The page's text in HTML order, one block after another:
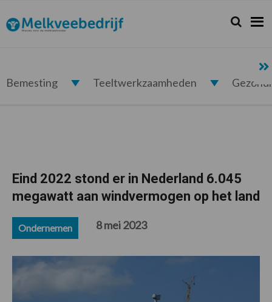
de
hoofdnavigatie
de
hoofd
de
eerste
de
voettekst
Melkveebedrijf.nl Zoeken...
Zoek
Bemesting Teeltwerkzaamheden
Eind 2022 stond er in Nederland 6.045
megawatt aan windvermogen op het land
Ondernemen 8 mei 2023